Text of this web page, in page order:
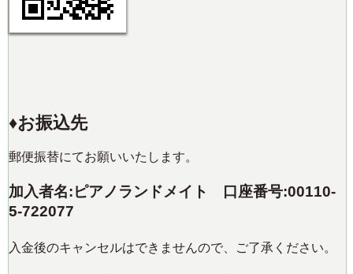
♦️お振込先
郵便振替にてお願いいたします。
加入者名:ピアノランドメイト 口座番号:00110-
5-722077
入金後のキャンセルはできませんので、ご了承ください。